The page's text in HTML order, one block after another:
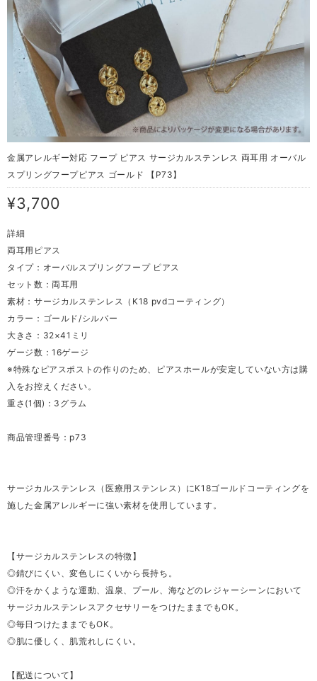
金属アレルギー対応 フープ ピアス サージカルステンレス 両耳用 オーバル
スプリングフープピアス ゴールド 【P73】
¥3,700
詳細
両耳用ピアス
タイプ：オーバルスプリングフープ ピアス
セット数：両耳用
素材：サージカルステンレス（K18 pvdコーティング）
カラー：ゴールド/シルバー
大きさ：32×41ミリ
ゲージ数：16ゲージ
※特殊なピアスポストの作りのため、ピアスホールが安定していない方は購
入をお控えください。
重さ(1個)：3グラム
商品管理番号：p73
サージカルステンレス（医療用ステンレス）にK18ゴールドコーティングを
施した金属アレルギーに強い素材を使用しています。
【サージカルステンレスの特徴】
◎錆びにくい、変色しにくいから長持ち。
◎汗をかくような運動、温泉、プール、海などのレジャーシーンにおいて
サージカルステンレスアクセサリーをつけたままでもOK。
◎毎日つけたままでもOK。
◎肌に優しく、肌荒れしにくい。
【配送について】